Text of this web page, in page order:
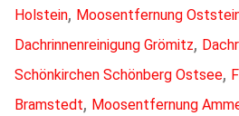
Holstein, Moosentfernung
Dachrinnenreinigung Grömitz,
Schönkirchen Schönberg Ostsee,
Bramstedt, Moosentfernung